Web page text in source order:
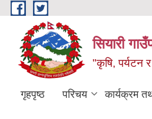
Skip to main content
सियारी
"कृषि, पर्यटन र
गृहपृष्ठ परिचय कार्यक्रम